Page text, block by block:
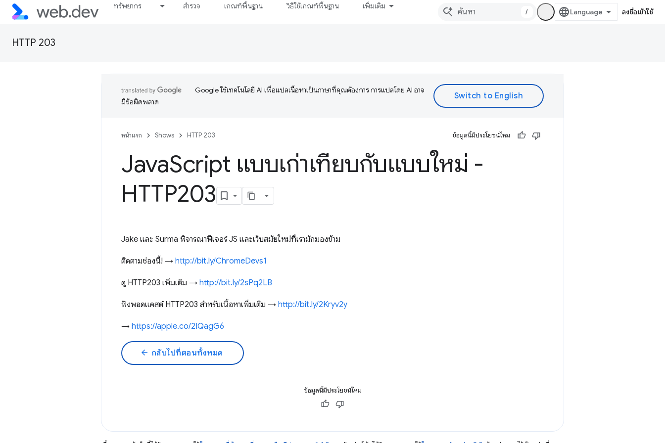
ทรัพยากร สำรวจ เกณฑ์พื้นฐาน วิธีใช้เกณฑ์พื้นฐาน เพิ่มเติม
/ ลงชื่อเข้าใช้
HTTP 203
Google ใช้เทคโนโลยี AI เพื่อแปลเนื้อหาเป็นภาษาที่คุณต้องการ การแปลโดย AI อาจ
มีข้อผิดพลาด
หน้าแรก Shows HTTP 203 ข้อมูลนี้มีประโยชน์ไหม
JavaScript แบบเก่าเทียบกับแบบใหม่ -
HTTP203
Jake และ Surma พิจารณาฟีเจอร์ JS และเว็บสมัยใหม่ที่เรามักมองข้าม
ติดตามช่องนี้! → http://bit.ly/ChromeDevs1
ดู HTTP203 เพิ่มเติม → http://bit.ly/2sPq2LB
ฟังพอดแคสต์ HTTP203 สำหรับเนื้อหาเพิ่มเติม → http://bit.ly/2Kryv2y
→ https://apple.co/2IQagG6
arrow_back กลับไปที่ตอนทั้งหมด
ข้อมูลนี้มีประโยชน์ไหม